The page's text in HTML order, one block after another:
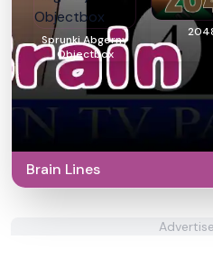
Sprunki Abgerny
Objectbox
Brain Lines